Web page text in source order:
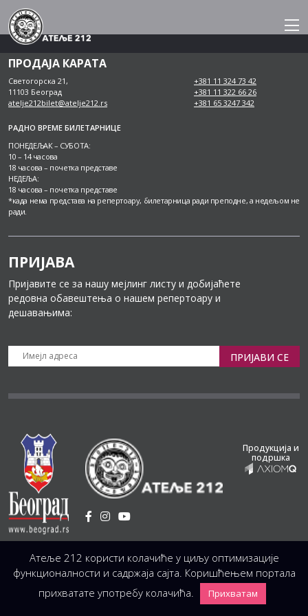
Skip
to
content
ПРОДАЈА КАРАТА
Светогорска 21,
11103 Београд
atelje212bilet@atelje212.rs
+381 11 324 73 42
+381 11 322 66 26
+381 65 3247 342
РАДНО ВРЕМЕ БИЛЕТАРНИЦЕ
ПОНЕДЕЉАК – СУБОТА:
10 – 14 часова
18 часова – почетка представе
НЕДЕЉА:
18 часова – почетка представе
*када нема представа на репертоару, билетарница ради преподне, а недељом не
ради.
ПРИЈАВА
Пријавите се за нашу мејлинг листу и добијаћете
редовна обавештења о нашем репертоару и
дешавањима:
ПРИЈАВИ СЕ
Установа Културе / Светогорска 21, 11103 Београд, Србија
Централа (управа, организација, администрација, рачуноводство, техника)
+381 11 3246 146;
+381 11 3246 147 |office@atelje212.rs
Продукција и
подршка
Сва Права Задржана © 2026 Позориште Атеља 212
Атеље 212 користи колачиће у циљу оптимизације
функционалности и садржаја сајта. Коришћењем портала
прихватате употребу колачића.
Прихватам